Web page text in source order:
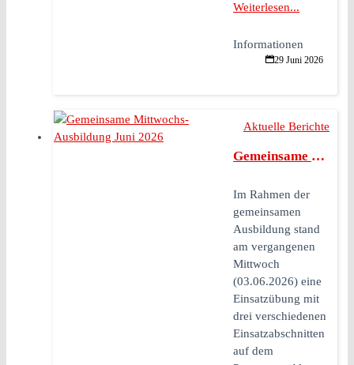
Weiterlesen...
Informationen
29 Juni 2026
Aktuelle Berichte
Gemeinsame Mittwochs-Ausbildung Juni 2026
Im Rahmen der
gemeinsamen
Ausbildung stand
am vergangenen
Mittwoch
(03.06.2026) eine
Einsatzübung mit
drei verschiedenen
Einsatzabschnitten
auf dem